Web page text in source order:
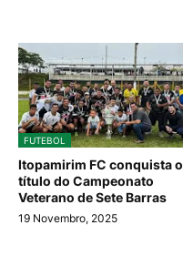
FUTEBOL
Itopamirim FC conquista o
título do Campeonato
Veterano de Sete Barras
19 Novembro, 2025